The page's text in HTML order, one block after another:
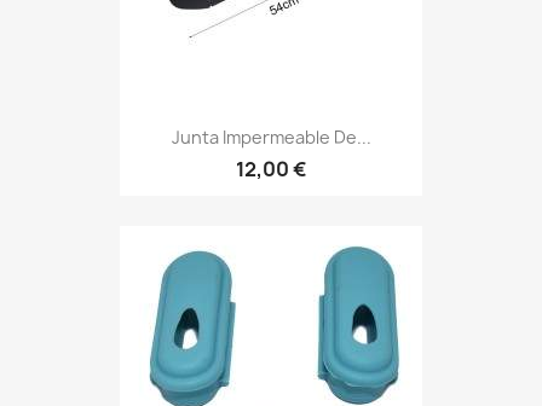
Junta Impermeable De...
12,00 €